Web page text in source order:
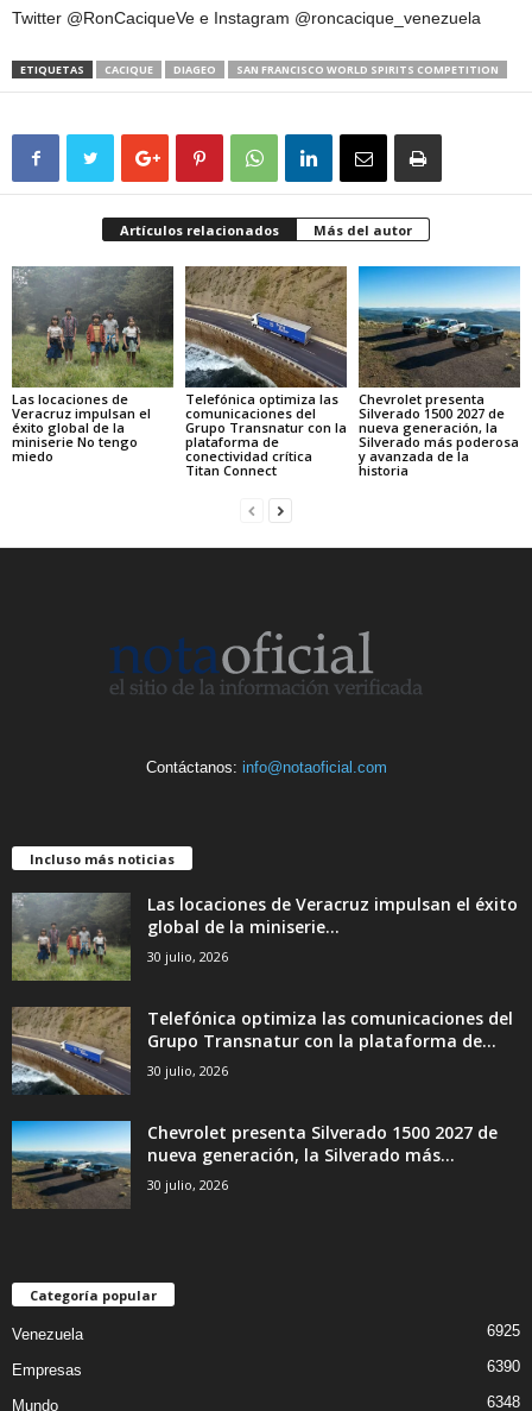
Twitter @RonCaciqueVe e Instagram @roncacique_venezuela
ETIQUETAS CACIQUE DIAGEO SAN FRANCISCO WORLD SPIRITS COMPETITION
Artículos relacionados Más del autor
Las locaciones de
Veracruz impulsan el
éxito global de la
miniserie No tengo
miedo
Telefónica optimiza las
comunicaciones del
Grupo Transnatur con la
plataforma de
conectividad crítica
Titan Connect
Chevrolet presenta
Silverado 1500 2027 de
nueva generación, la
Silverado más poderosa
y avanzada de la
historia
Contáctanos: info@notaoficial.com
Incluso más noticias
Las locaciones de Veracruz impulsan el éxito
global de la miniserie...
30 julio, 2026
Telefónica optimiza las comunicaciones del
Grupo Transnatur con la plataforma de...
30 julio, 2026
Chevrolet presenta Silverado 1500 2027 de
nueva generación, la Silverado más...
30 julio, 2026
Categoría popular
Venezuela 6925
Empresas 6390
Mundo 6348